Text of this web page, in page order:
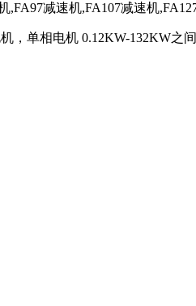
,FA97减速机,FA107减速机
，单相电机 0.12KW-132KW之间